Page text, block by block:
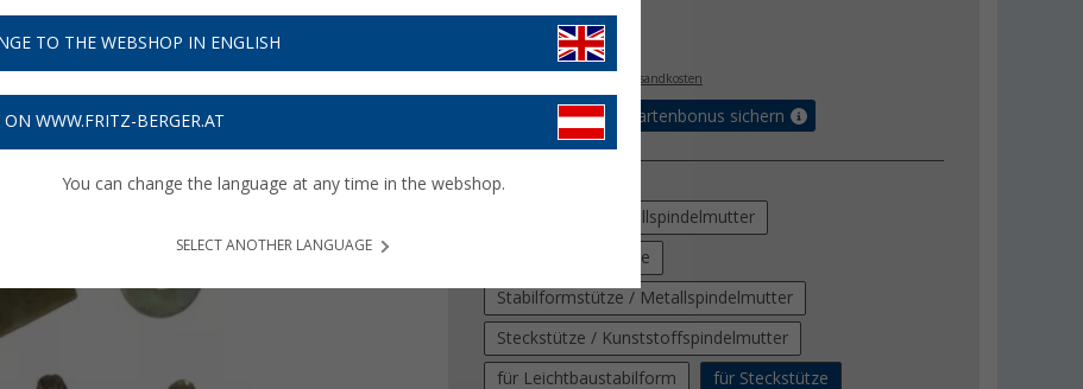
€
zzgl. Versandkosten
Bis zu 5% Vorteilskartenbonus sichern
Ausführung
Steckstütze / Metallspindelmutter
für Stabilformstütze
Stabilformstütze / Metallspindelmutter
Steckstütze / Kunststoffspindelmutter
für Leichtbaustabilform für Steckstütze
TO THE WEBSHOP IN ENGLISH
ON WWW.FRITZ-BERGER.AT
You can change the language at any time in the webshop.
SELECT ANOTHER LANGUAGE